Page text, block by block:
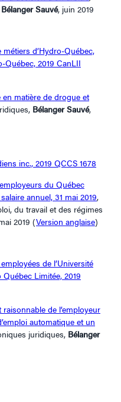
Bélanger Sauvé, juin 2019
d’Hydro-Québec,
Québec, 2019 CanLII
en matière de drogue et
Bélanger Sauvé,
inc., 2019 QCCS 1678
du Québec
annuel, 31 mai 2019,
du travail et des régimes
2019 (Version anglaise)
de l’Université
Limitée, 2019
raisonnable de l’employeur
automatique et un
juridiques, Bélanger